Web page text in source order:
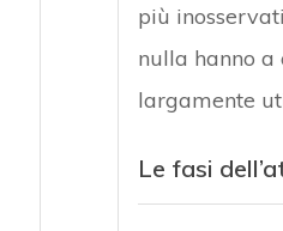
più
nulla hanno a
largamente
Le fasi